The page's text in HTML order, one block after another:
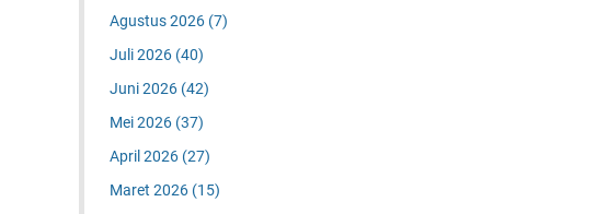
Agustus 2026 (7)
Juli 2026 (40)
Juni 2026 (42)
Mei 2026 (37)
April 2026 (27)
Maret 2026 (15)